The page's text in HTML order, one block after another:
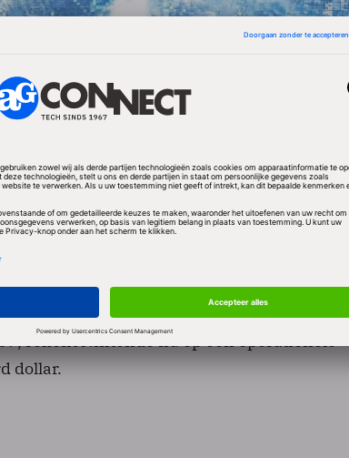
is bereikt, zo stelt Nintendo. Met de
de Playstation 3 van Sony en de XBox 360
vanwege de draadloze bediening en
zoals een fitness-pakket. Daarmee
in een sportschool wanen.Voor het huidige
rekent Nintendo nu op een operationele
dollar.